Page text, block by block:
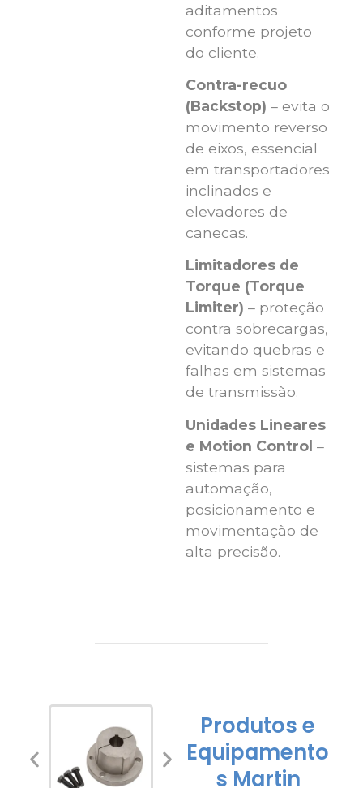
aditamentos
conforme projeto
do cliente.
Contra-recuo
(Backstop) – evita o
movimento reverso
de eixos, essencial
em transportadores
inclinados e
elevadores de
canecas.
Limitadores de
Torque (Torque
Limiter) – proteção
contra sobrecargas,
evitando quebras e
falhas em sistemas
de transmissão.
Unidades Lineares
e Motion Control –
sistemas para
automação,
posicionamento e
movimentação de
alta precisão.
Produtos e
Equipamento
s Martin